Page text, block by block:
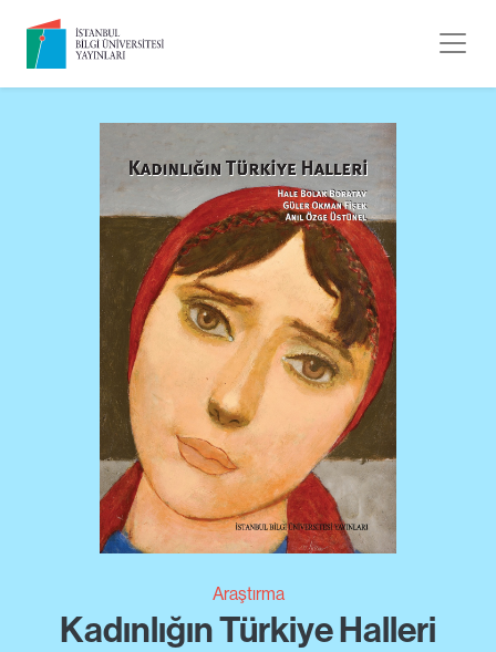
Araştırma
Kadınlığın Türkiye Halleri